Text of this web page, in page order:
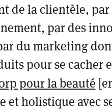
de la clientèle, par
par des
du marketing
pour se cacher
pour la beauté
et holistique avec